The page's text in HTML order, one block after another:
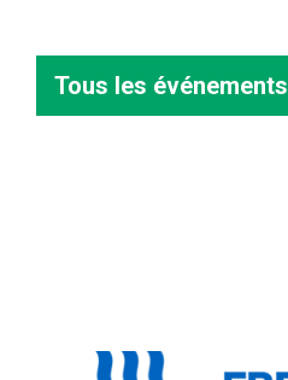
Tous les événements